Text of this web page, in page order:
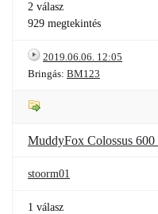
2 válasz
929 megtekintés
2019.06.06. 12:05
Bringás: BM123
MuddyFox Colossus
stoorm01
1 válasz